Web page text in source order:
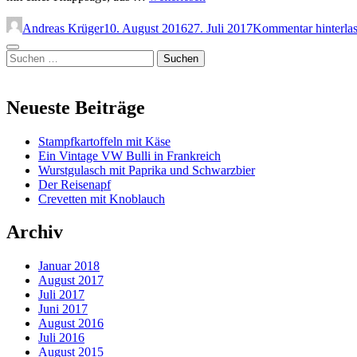
Tschechien
Andreas Krüger10. August 201627. Juli 2017Kommentar
Seitenleiste
Suchen
nach:
Neueste Beiträge
Stampfkartoffeln mit Käse
Ein Vintage VW Bulli in Frankreich
Wurstgulasch mit Paprika und Schwarzbier
Der Reisenapf
Crevetten mit Knoblauch
Archiv
Januar 2018
August 2017
Juli 2017
Juni 2017
August 2016
Juli 2016
August 2015